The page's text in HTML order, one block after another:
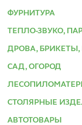
ФУРНИТУРА
ТЕПЛО-ЗВУКО,
ДРОВА,
САД, ОГОРОД
СТОЛЯРНЫЕ
АВТОТОВАРЫ